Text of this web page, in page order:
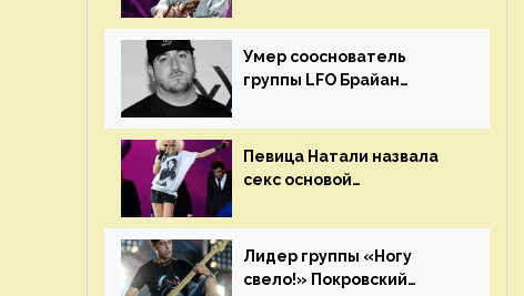
концерт группы «Сплин»
Умер сооснователь
группы LFO Брайан
Певица Натали назвала
секс основой
Лидер группы «Ногу
свело!» Покровский